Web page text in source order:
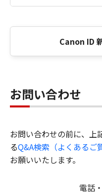
Canon ID
お問い合わせ
お問い合わせの前に、上
るQ&A検索（よくあるご
お願いいたします。
電話